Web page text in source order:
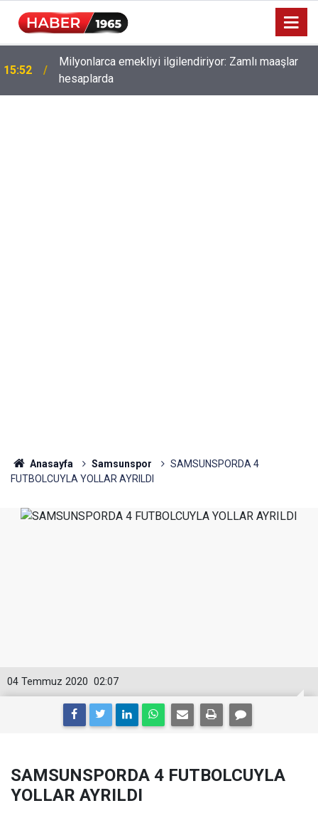
15:52
Milyonlarca emekliyi ilgilendiriyor: Zamlı maaşlar
hesaplarda
Anasayfa Samsunspor
SAMSUNSPORDA 4
FUTBOLCUYLA YOLLAR AYRILDI
02:07
04 Temmuz 2020
SAMSUNSPORDA 4 FUTBOLCUYLA
YOLLAR AYRILDI